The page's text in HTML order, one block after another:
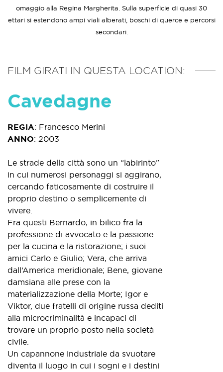
omaggio alla Regina Margherita. Sulla superficie di quasi 30
ettari si estendono ampi viali alberati, boschi di querce e percorsi
secondari.
FILM GIRATI IN QUESTA LOCATION:
Cavedagne
REGIA: Francesco Merini
ANNO: 2003
Le strade della città sono un “labirinto”
in cui numerosi personaggi si aggirano,
cercando faticosamente di costruire il
proprio destino o semplicemente di
vivere.
Fra questi Bernardo, in bilico fra la
professione di avvocato e la passione
per la cucina e la ristorazione; i suoi
amici Carlo e Giulio; Vera, che arriva
dall’America meridionale; Bene, giovane
damsiana alle prese con la
materializzazione della Morte; Igor e
Viktor, due fratelli di origine russa dediti
alla microcriminalità e incapaci di
trovare un proprio posto nella società
civile.
Un capannone industriale da svuotare
diventa il luogo in cui i sogni e i destini